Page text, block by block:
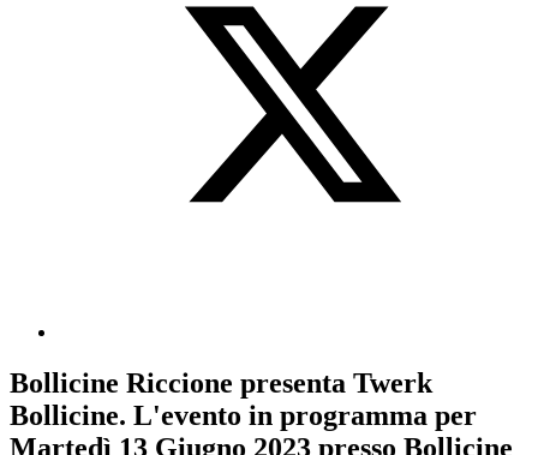
Bollicine Riccione presenta Twerk
Bollicine. L'evento in programma per
Martedì 13 Giugno 2023 presso Bollicine